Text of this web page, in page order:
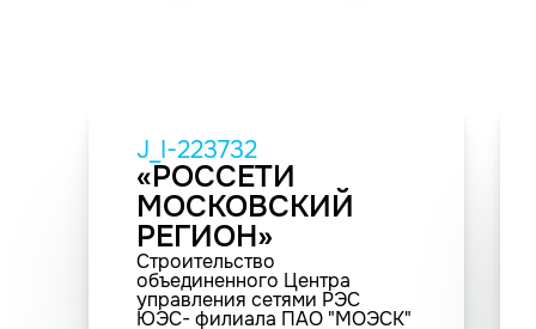
J_I-223732
«РОССЕТИ
МОСКОВСКИЙ
РЕГИОН»
Строительство
объединенного Центра
управления сетями РЭС
ЮЭС- филиала ПАО "МОЭСК"